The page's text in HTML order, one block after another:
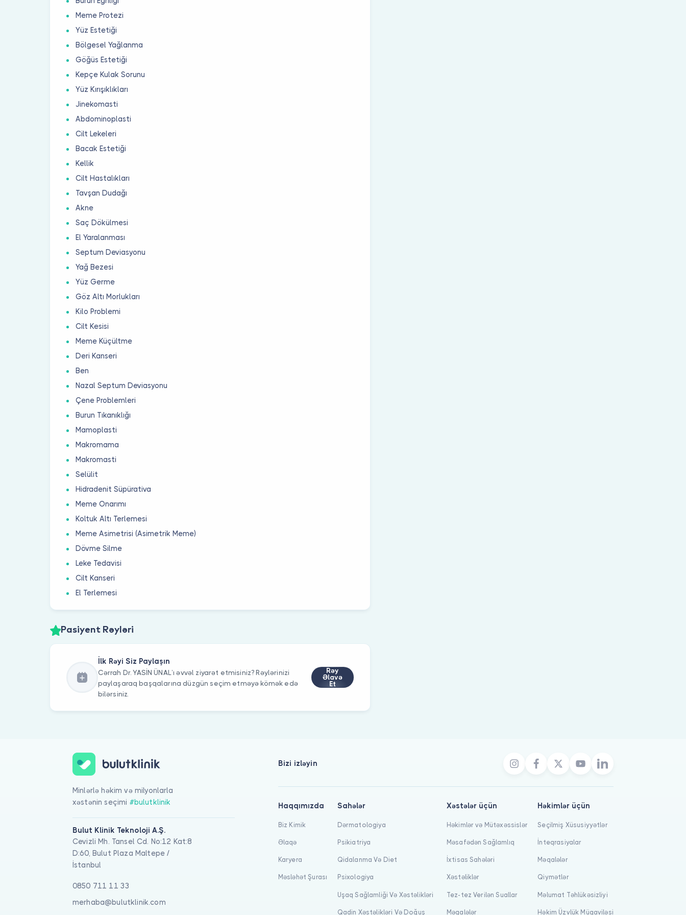
Meme Protezi
Yüz Estetiği
Bölgesel Yağlanma
Göğüs Estetiği
Kepçe Kulak Sorunu
Yüz Kırışıklıkları
Jinekomasti
Abdominoplasti
Cilt Lekeleri
Bacak Estetiği
Kellik
Cilt Hastalıkları
Tavşan Dudağı
Akne
Saç Dökülmesi
El Yaralanması
Septum Deviasyonu
Yağ Bezesi
Yüz Germe
Göz Altı Morlukları
Kilo Problemi
Cilt Kesisi
Meme Küçültme
Deri Kanseri
Ben
Nazal Septum Deviasyonu
Çene Problemleri
Burun Tıkanıklığı
Mamoplasti
Makromama
Makromasti
Selülit
Hidradenit Süpürativa
Meme Onarımı
Koltuk Altı Terlemesi
Meme Asimetrisi (Asimetrik Meme)
Dövme Silme
Leke Tedavisi
Cilt Kanseri
El Terlemesi
Pasiyent Rəyləri
İlk Rəyi Siz Paylaşın
Cərrah Dr. YASİN ÜNAL’ı əvvəl ziyarət etmisiniz? Rəylərinizi
paylaşaraq başqalarına düzgün seçim etməyə kömək edə
bilərsiniz.
Rəy
Əlavə
Et
Minlərlə həkim və milyonlarla
xəstənin seçimi #bulutklinik
Bulut Klinik Teknoloji A.Ş.
Cevizli Mh. Tansel Cd. No:12 Kat:8
D:60, Bulut Plaza Maltepe /
İstanbul
0850 711 11 33
merhaba@bulutklinik.com
Bizi izləyin
Haqqımızda
Biz Kimik
Əlaqə
Karyera
Məsləhət Şurası
Sahələr
Dərmatologiya
Psikiatriya
Qidalanma Və Diet
Psixologiya
Uşaq Sağlamliği Və Xəstəlikləri
Qadin Xəstəlikləri Və Doğuş
Xəstələr üçün
Həkimlər və Mütəxəssislər
Məsafədən Sağlamlıq
İxtisas Sahələri
Xəstəliklər
Tez-tez Verilən Suallar
Məqalələr
Həkimlər üçün
Seçilmiş Xüsusiyyətlər
İnteqrasiyalar
Məqalələr
Qiymətlər
Məlumat Təhlükəsizliyi
Həkim Üzvlük Müqaviləsi